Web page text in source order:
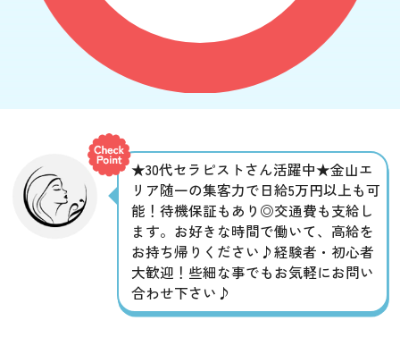
★30代セラピストさん活躍中★金山エ
リア随一の集客力で日給5万円以上も可
能！待機保証もあり◎交通費も支給し
ます。お好きな時間で働いて、高給を
お持ち帰りください♪経験者・初心者
大歓迎！些細な事でもお気軽にお問い
合わせ下さい♪